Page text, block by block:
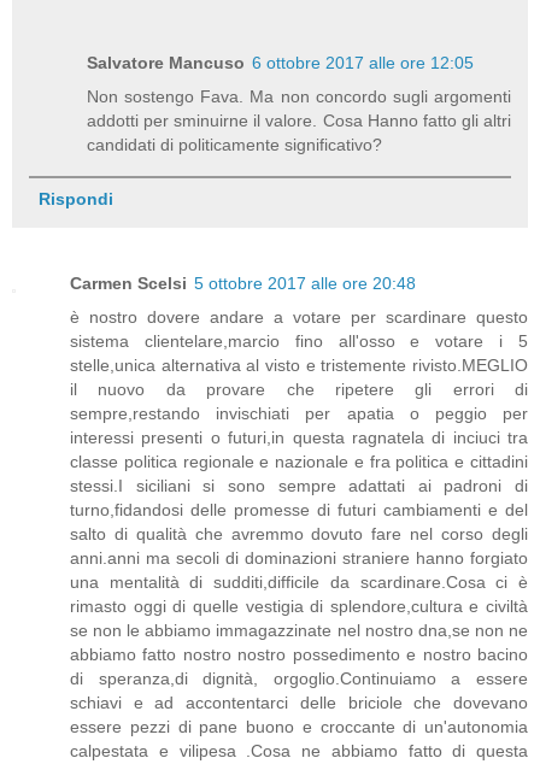
Salvatore Mancuso 6 ottobre 2017 alle ore 12:05
Non sostengo Fava. Ma non concordo sugli argomenti
addotti per sminuirne il valore. Cosa Hanno fatto gli altri
candidati di politicamente significativo?
Rispondi
Carmen Scelsi 5 ottobre 2017 alle ore 20:48
è nostro dovere andare a votare per scardinare questo
sistema clientelare,marcio fino all'osso e votare i 5
stelle,unica alternativa al visto e tristemente rivisto.MEGLIO
il nuovo da provare che ripetere gli errori di
sempre,restando invischiati per apatia o peggio per
interessi presenti o futuri,in questa ragnatela di inciuci tra
classe politica regionale e nazionale e fra politica e cittadini
stessi.I siciliani si sono sempre adattati ai padroni di
turno,fidandosi delle promesse di futuri cambiamenti e del
salto di qualità che avremmo dovuto fare nel corso degli
anni.anni ma secoli di dominazioni straniere hanno forgiato
una mentalità di sudditi,difficile da scardinare.Cosa ci è
rimasto oggi di quelle vestigia di splendore,cultura e civiltà
se non le abbiamo immagazzinate nel nostro dna,se non ne
abbiamo fatto nostro nostro possedimento e nostro bacino
di speranza,di dignità, orgoglio.Continuiamo a essere
schiavi e ad accontentarci delle briciole che dovevano
essere pezzi di pane buono e croccante di un'autonomia
calpestata e vilipesa .Cosa ne abbiamo fatto di questa